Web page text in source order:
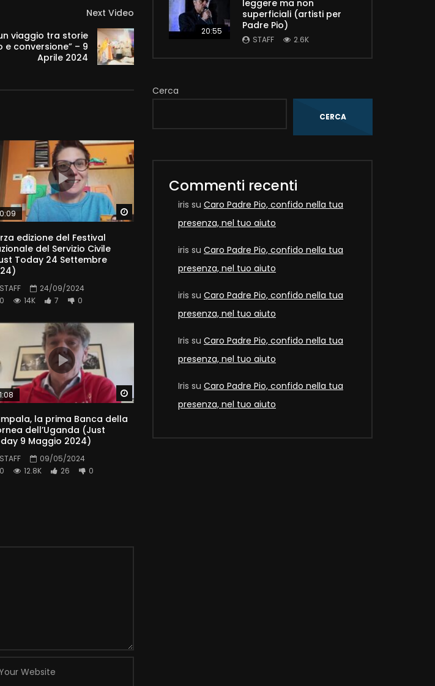
Next Video
viaggio tra storie
conversione” – 9
Aprile 2024
Watch Later
edizione del Festival
del Servizio Civile
Today 24 Settembre
STAFF
24/09/2024
0
14K 7 0
la prima Banca della
dell’Uganda (Just
9 Maggio 2024)
STAFF
09/05/2024
0
12.8K 26 0
20:55
leggere ma non
superficiali (artisti per
Padre Pio)
STAFF 2.6K
Cerca
CERCA
Commenti recenti
iris su Caro Padre Pio, confido nella tua
presenza, nel tuo aiuto
iris su Caro Padre Pio, confido nella tua
presenza, nel tuo aiuto
iris su Caro Padre Pio, confido nella tua
presenza, nel tuo aiuto
Iris su Caro Padre Pio, confido nella tua
presenza, nel tuo aiuto
Iris su Caro Padre Pio, confido nella tua
presenza, nel tuo aiuto